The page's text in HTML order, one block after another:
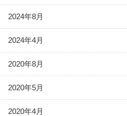
2024年8月
2024年4月
2020年8月
2020年5月
2020年4月